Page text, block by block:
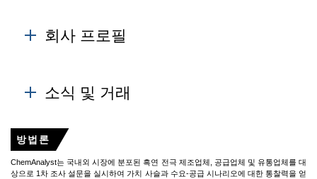
Learn More
변동성, 하류 시장 움직임 등과 관련이 있습니다.
회사 프로필
정보와 재무 결과는 시각적으로 매력적입니다.
소식 및 거래
또한 회사의 비전과 사명을 이해함으로써 어디에 더 집중
해야 하는지 이해하는 데 도움이 되는 확장 계획 및 회사
전략도 캡처합니다.
방법론
ChemAnalyst는 국내외 시장에 분포된 흑연 전극 제조업체, 공급업체 및 유통업체를 대
상으로 1차 조사 설문을 실시하여 가치 사슬과 수요-공급 시나리오에 대한 통찰력을 얻